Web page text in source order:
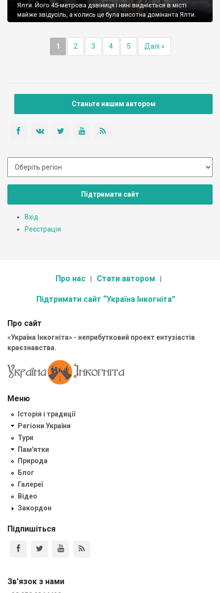
Ялти. Його 45-метрова дзвіниця і нині видніється в місті
майже звідусіль, а колись це була висотна домінанта Ялти.
1 2 3 4 5 Далі »
Станьте нашим автором
Підтримати сайт
Вхід
Реєстрація
Про нас Стати автором
Підтримати сайт “Україна Інкогніта”
Про сайт
«Україна Інкогніта» - неприбутковий проект ентузіастів
краєзнавства.
Меню
Історія і традиції
Регіони України
Тури
Пам'ятки
Природа
Блог
Галереї
Відео
Закордон
Підпишіться
Зв'язок з нами